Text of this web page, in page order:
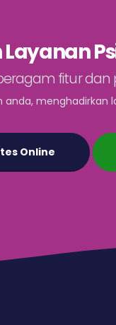
fitur
menghadirkan
Online